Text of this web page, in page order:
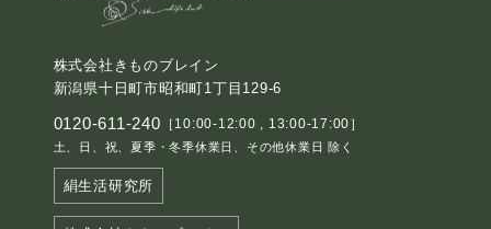
株式会社きものブレイン
新潟県十日町市昭和町1丁目129-6
0120-611-240 ［10:00-12:00 , 13:00-17:00］
土、日、祝、夏季・冬季休業日、その他休業日 除く
絹生活研究所